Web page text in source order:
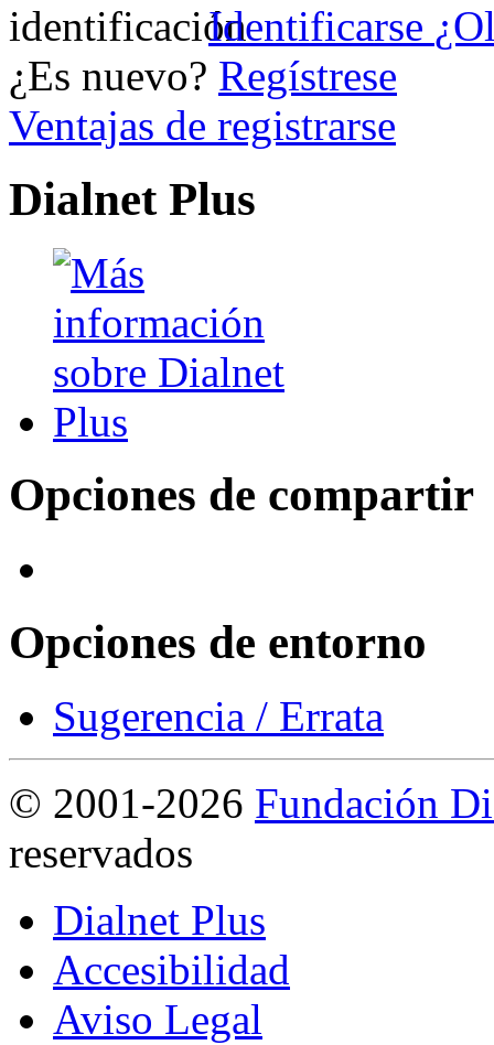
Identificarse
¿Es nuevo? Regístrese
Ventajas de registrarse
Dialnet Plus
Opciones de compartir
Opciones de entorno
Sugerencia / Errata
© 2001-2026 Fundación
reservados
Dialnet Plus
Accesibilidad
Aviso Legal